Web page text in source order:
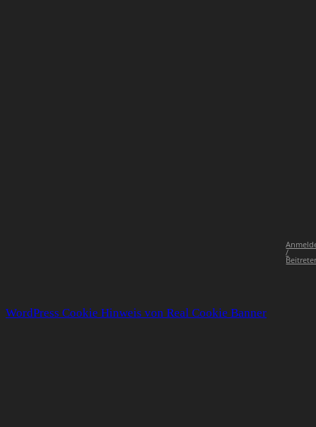
/
WordPress Cookie Hinweis von Real Cookie Banner